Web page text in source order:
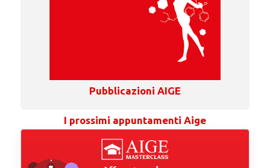
Pubblicazioni AIGE
I prossimi appuntamenti Aige